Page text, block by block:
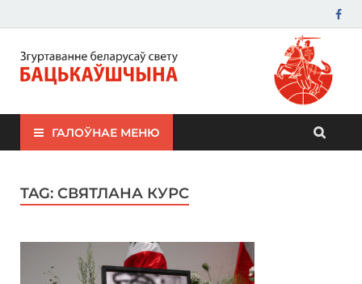
ЗБС "Бацькаўшчына"
ГАЛОЎНАЕ МЕНЮ
TAG: СВЯТЛАНА КУРС